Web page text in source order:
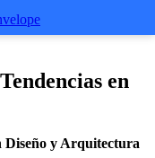
en
Diseño y Arquitectura